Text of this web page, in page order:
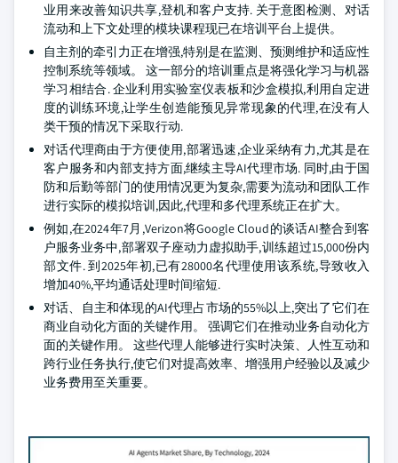
业用来改善知识共享,登机和客户支持. 关于意图检测、对话
流动和上下文处理的模块课程现已在培训平台上提供。
自主剂的牵引力正在增强,特别是在监测、预测维护和适应性
控制系统等领域。 这一部分的培训重点是将强化学习与机器
学习相结合. 企业利用实验室仪表板和沙盒模拟,利用自定进
度的训练环境,让学生创造能预见异常现象的代理,在没有人
类干预的情况下采取行动.
对话代理商由于方便使用,部署迅速,企业采纳有力,尤其是在
客户服务和内部支持方面,继续主导AI代理市场. 同时,由于国
防和后勤等部门的使用情况更为复杂,需要为流动和团队工作
进行实际的模拟培训,因此,代理和多代理系统正在扩大。
例如,在2024年7月,Verizon将Google Cloud的谈话AI整合到客
户服务业务中,部署双子座动力虚拟助手,训练超过15,000份内
部文件. 到2025年初,已有28000名代理使用该系统,导致收入
增加40%,平均通话处理时间缩短.
对话、自主和体现的AI代理占市场的55%以上,突出了它们在
商业自动化方面的关键作用。 强调它们在推动业务自动化方
面的关键作用。 这些代理人能够进行实时决策、人性互动和
跨行业任务执行,使它们对提高效率、增强用户经验以及减少
业务费用至关重要。